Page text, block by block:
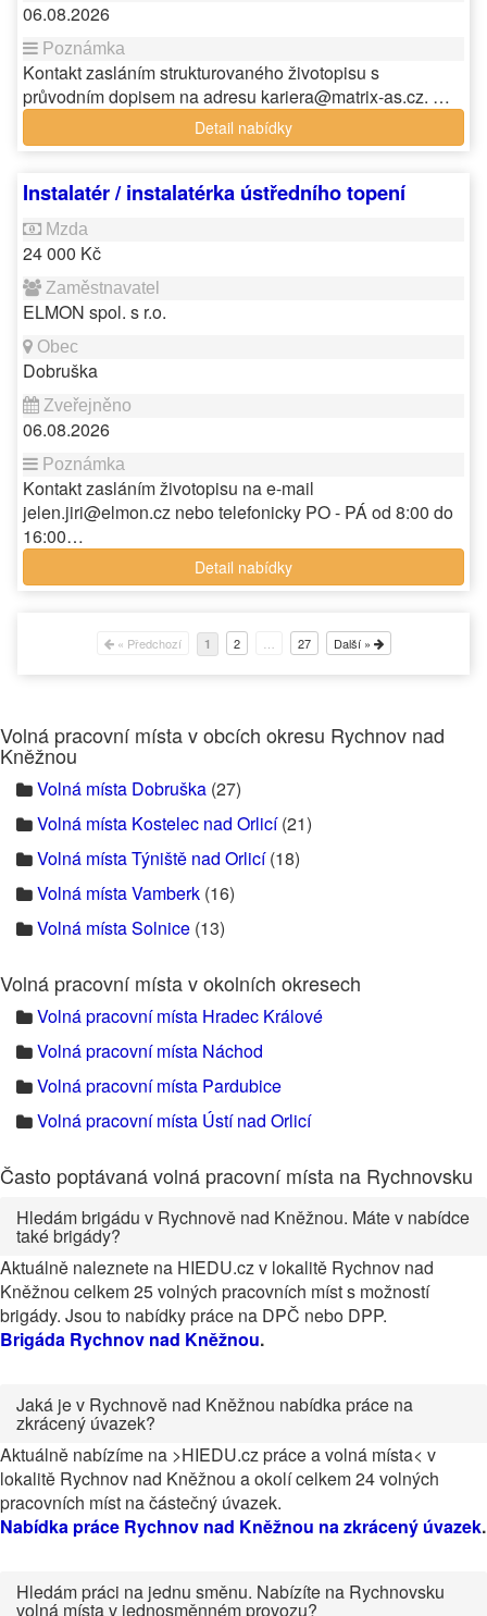
06.08.2026
Kontakt zasláním strukturovaného životopisu s
průvodním dopisem na adresu kariera@matrix-as.cz. …
Detail nabídky
Instalatér / instalatérka ústředního topení
24 000 Kč
ELMON spol. s r.o.
Dobruška
06.08.2026
Kontakt zasláním životopisu na e-mail
jelen.jiri@elmon.cz nebo telefonicky PO - PÁ od 8:00 do
16:00…
Detail nabídky
« Předchozí 1 2 27 Další »
Volná pracovní místa v obcích okresu Rychnov nad
Kněžnou
Volná místa Dobruška (27)
Volná místa Kostelec nad Orlicí(21)
Volná místa Týniště nad Orlicí(18)
Volná místa Vamberk (16)
Volná místa Solnice (13)
Volná pracovní místa v okolních okresech
Volná pracovní místa Hradec Králové
Volná pracovní místa Náchod
Volná pracovní místa Pardubice
Volná pracovní místa Ústí nad Orlicí
Často poptávaná volná pracovní místa na Rychnovsku
Hledám brigádu v Rychnově nad Kněžnou. Máte v nabídce
také brigády?
Aktuálně naleznete na HIEDU.cz v lokalitě Rychnov nad
Kněžnou celkem 25 volných pracovních míst s možností
brigády. Jsou to nabídky práce na DPČ nebo DPP.
Brigáda Rychnov nad Kněžnou.
Jaká je v Rychnově nad Kněžnou nabídka práce na
zkrácený úvazek?
Aktuálně nabízíme na >HIEDU.cz práce a volná místa< v
lokalitě Rychnov nad Kněžnou a okolí celkem 24 volných
pracovních míst na částečný úvazek.
Nabídka práce Rychnov nad Kněžnou na zkrácený úvazek.
Hledám práci na jednu směnu. Nabízíte na Rychnovsku
volná místa v jednosměnném provozu?